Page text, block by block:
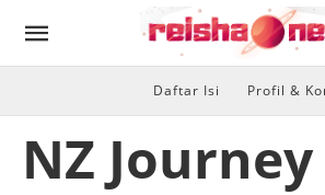
Daftar Isi Profil &
NZ Journey